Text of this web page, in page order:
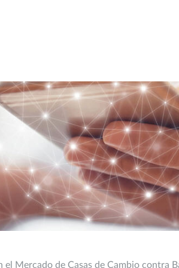
Mercado de Casas de Cambio contra